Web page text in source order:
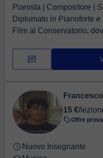
Pianista | Compositore |
Diplomato in Pianoforte
Film al Conservatorio,
Francesco
15 €/
Offre
Nuovo Insegnante